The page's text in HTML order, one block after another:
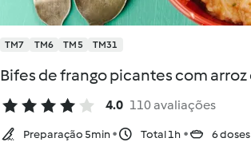
TM7 TM6 TM5 TM31
Bifes de frango picantes com
4.0 110 avaliações
Preparação 5min Total 1h 6 doses